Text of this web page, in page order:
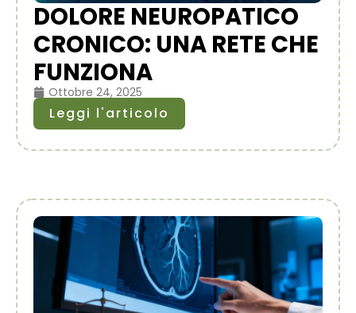
DOLORE NEUROPATICO
CRONICO: UNA RETE CHE
FUNZIONA
Ottobre 24, 2025
Leggi l'articolo